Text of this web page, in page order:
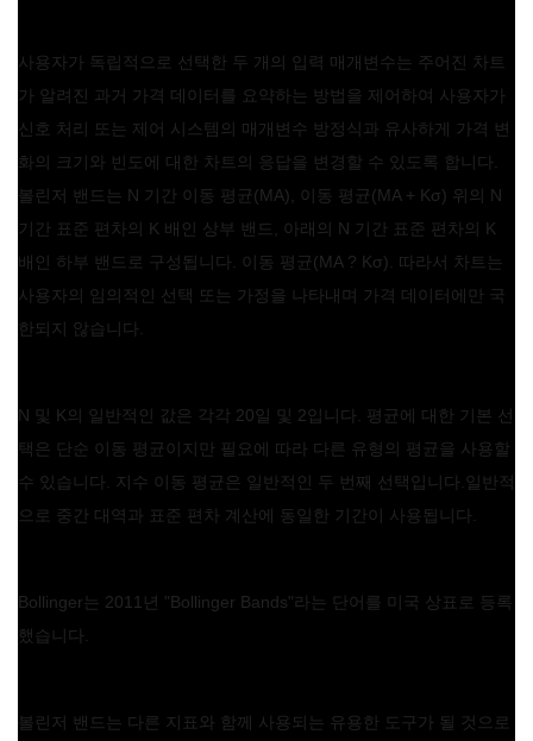
사용자가 독립적으로 선택한 두 개의 입력 매개변수는 주어진 차트
가 알려진 과거 가격 데이터를 요약하는 방법을 제어하여 사용자가
신호 처리 또는 제어 시스템의 매개변수 방정식과 유사하게 가격 변
화의 크기와 빈도에 대한 차트의 응답을 변경할 수 있도록 합니다.
볼린저 밴드는 N 기간 이동 평균(MA), 이동 평균(MA + Kσ) 위의 N
기간 표준 편차의 K 배인 상부 밴드, 아래의 N 기간 표준 편차의 K
배인 하부 밴드로 구성됩니다. 이동 평균(MA ? Kσ). 따라서 차트는
사용자의 임의적인 선택 또는 가정을 나타내며 가격 데이터에만 국
한되지 않습니다.
N 및 K의 일반적인 값은 각각 20일 및 2입니다. 평균에 대한 기본 선
택은 단순 이동 평균이지만 필요에 따라 다른 유형의 평균을 사용할
수 있습니다. 지수 이동 평균은 일반적인 두 번째 선택입니다.일반적
으로 중간 대역과 표준 편차 계산에 동일한 기간이 사용됩니다.
Bollinger는 2011년 "Bollinger Bands"라는 단어를 미국 상표로 등록
했습니다.
볼린저 밴드는 다른 지표와 함께 사용되는 유용한 도구가 될 것으로